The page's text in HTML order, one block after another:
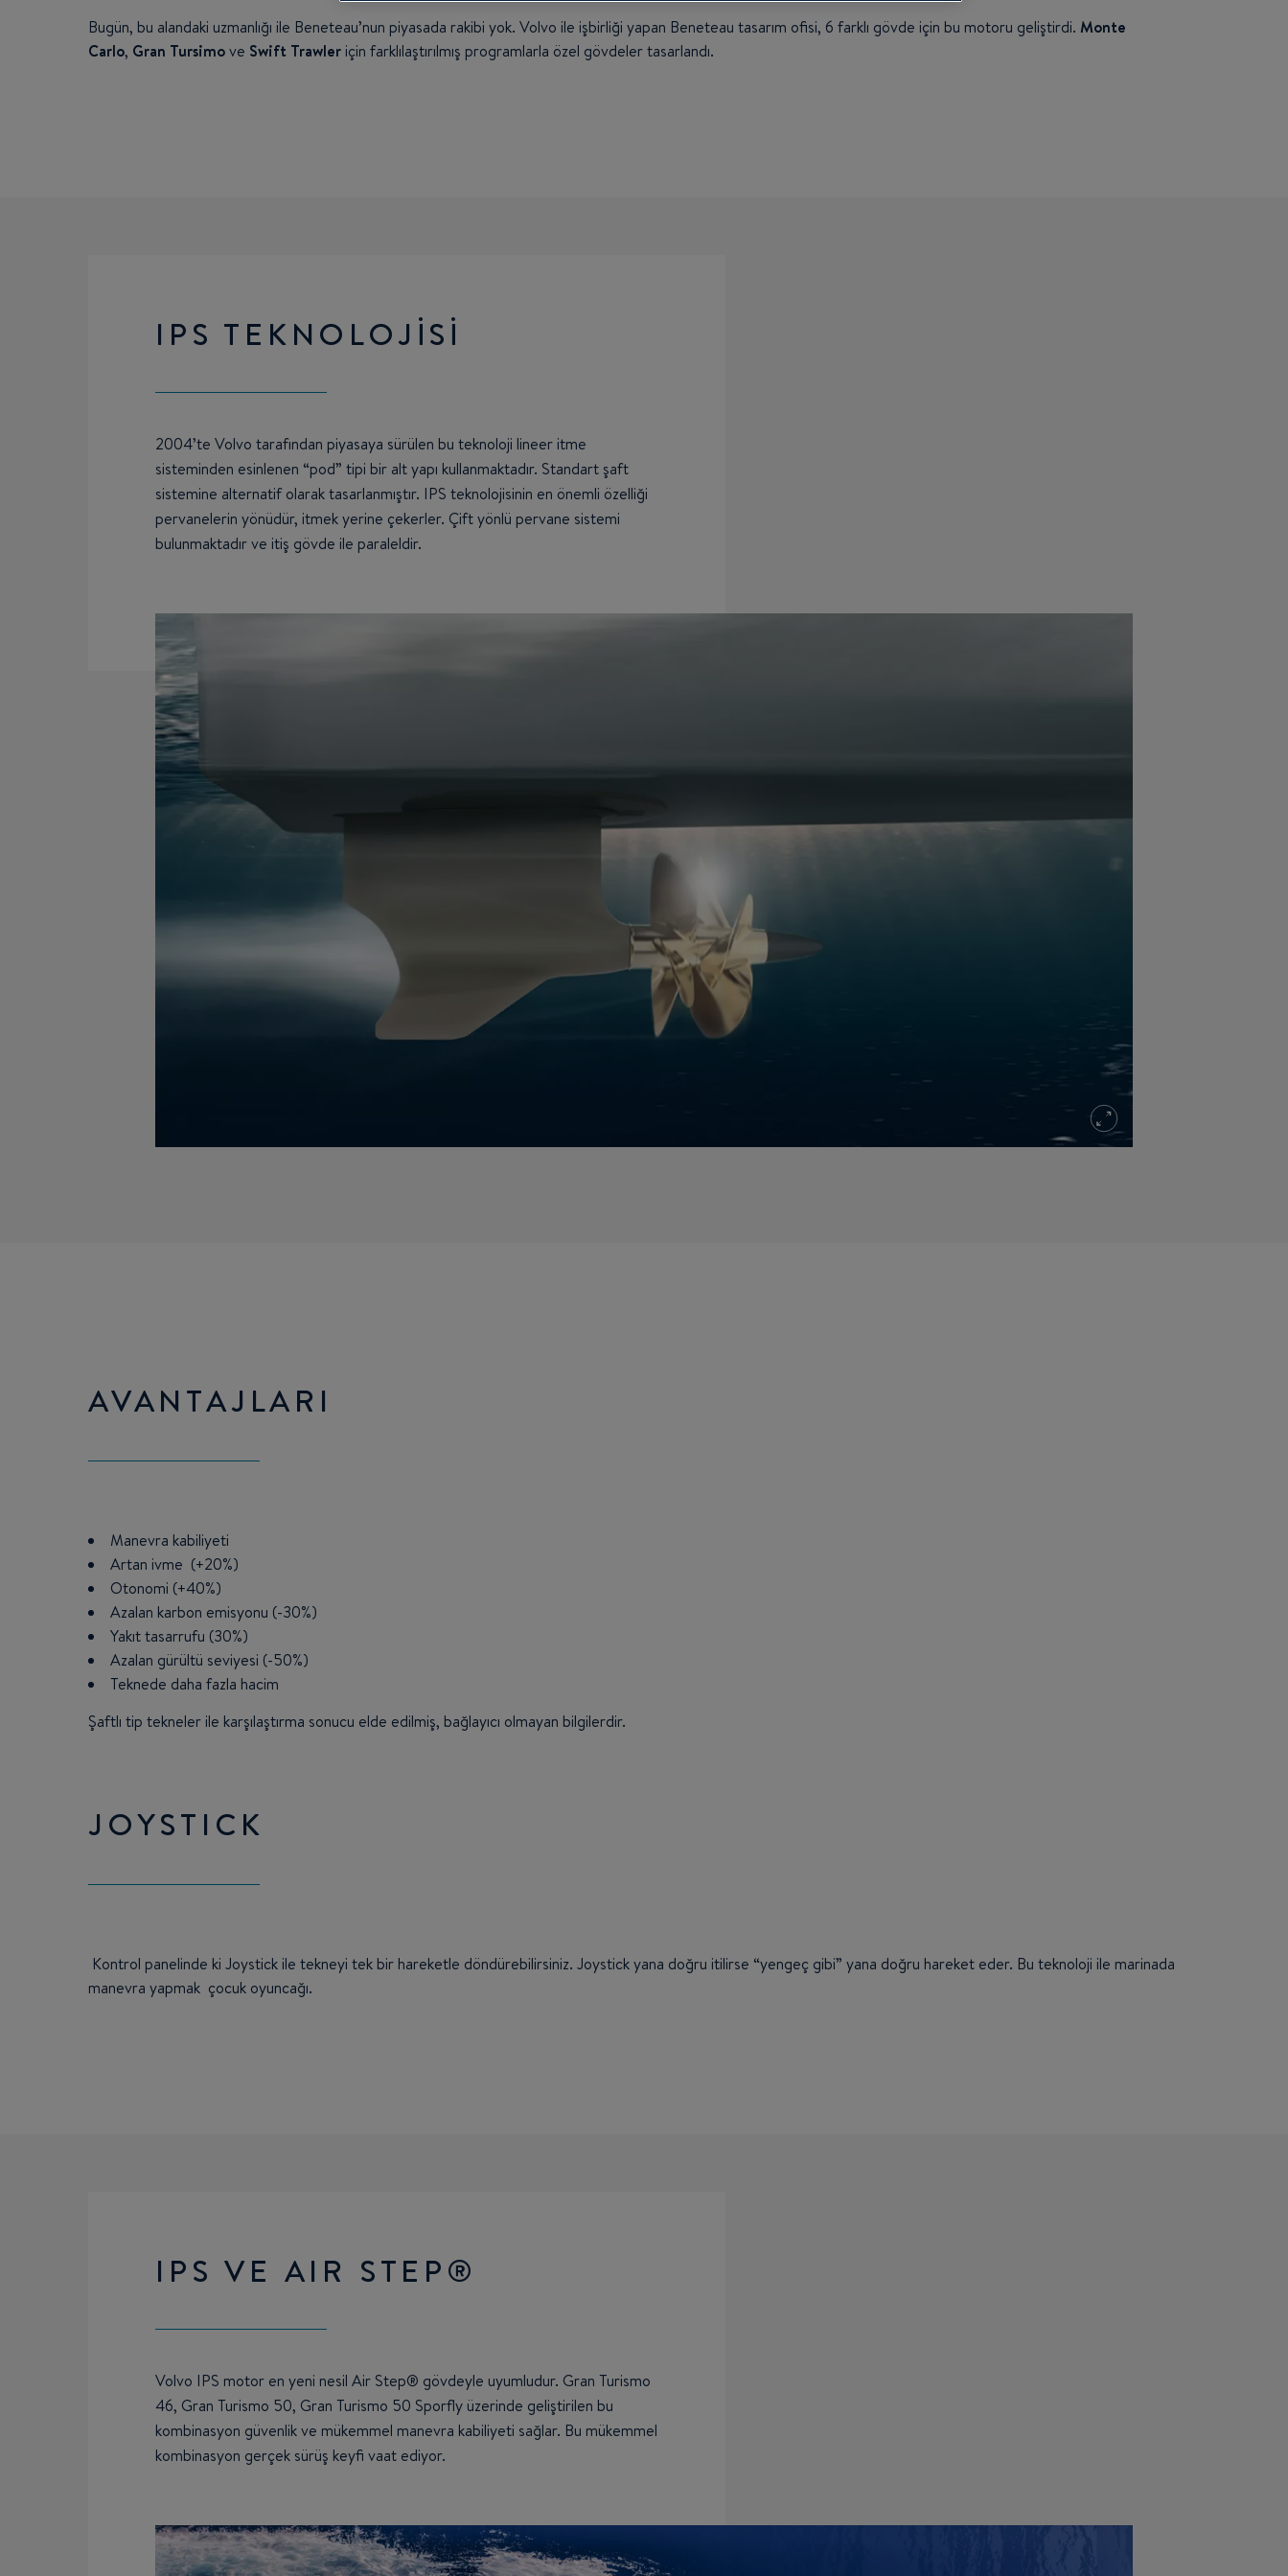
Bugün, bu alandaki uzmanlığı ile Beneteau’nun piyasada rakibi yok. Volvo ile işbirliği yapan Beneteau tasarım ofisi, 6 farklı gövde için bu motoru geliştirdi. Monte
Carlo, Gran Tursimove Swift Trawler için farklılaştırılmış programlarla özel gövdeler tasarlandı.
IPS TEKNOLOJİSİ
2004’te Volvo tarafından piyasaya sürülen bu teknoloji lineer itme
sisteminden esinlenen “pod” tipi bir alt yapı kullanmaktadır. Standart şaft
sistemine alternatif olarak tasarlanmıştır. IPS teknolojisinin en önemli özelliği
pervanelerin yönüdür, itmek yerine çekerler. Çift yönlü pervane sistemi
bulunmaktadır ve itiş gövde ile paraleldir.
AVANTAJLARI
Manevra kabiliyeti
Artan ivme (+20%)
Otonomi (+40%)
Azalan karbon emisyonu (-30%)
Yakıt tasarrufu (30%)
Azalan gürültü seviyesi (-50%)
Teknede daha fazla hacim
Şaftlı tip tekneler ile karşılaştırma sonucu elde edilmiş, bağlayıcı olmayan bilgilerdir.
JOYSTICK
Kontrol panelinde ki Joystick ile tekneyi tek bir hareketle döndürebilirsiniz. Joystick yana doğru itilirse “yengeç gibi” yana doğru hareket eder. Bu teknoloji ile marinada
manevra yapmak çocuk oyuncağı.
IPS VE AIR STEP®
Volvo IPS motor en yeni nesil Air Step® gövdeyle uyumludur. Gran Turismo
46, Gran Turismo 50, Gran Turismo 50 Sporfly üzerinde geliştirilen bu
kombinasyon güvenlik ve mükemmel manevra kabiliyeti sağlar. Bu mükemmel
kombinasyon gerçek sürüş keyfi vaat ediyor.